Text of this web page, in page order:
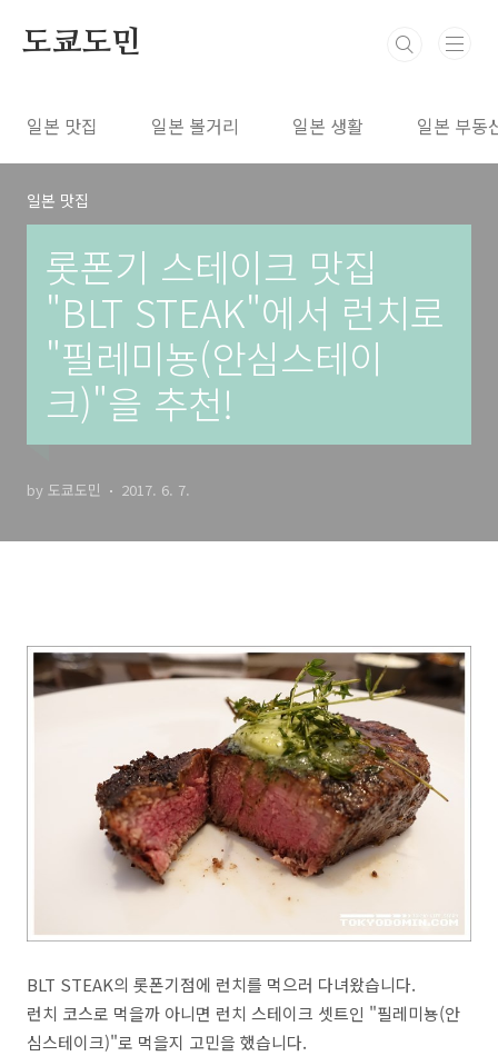
도쿄도민
일본 맛집 일본 볼거리 일본 생활 일본 부동
일본 맛집
롯폰기 스테이크 맛집
"BLT STEAK"에서 런치로
"필레미뇽(안심스테이
크)"을 추천!
by 도쿄도민 2017. 6. 7.
BLT STEAK의 롯폰기점에 런치를 먹으러 다녀왔습니다.
런치 코스로 먹을까 아니면 런치 스테이크 셋트인 "필레미뇽(안
심스테이크)"로 먹을지 고민을 했습니다.